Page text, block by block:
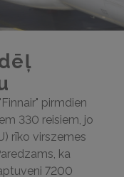
pirmdien
330 reisiem, jo
rīko virszemes
ka
7200